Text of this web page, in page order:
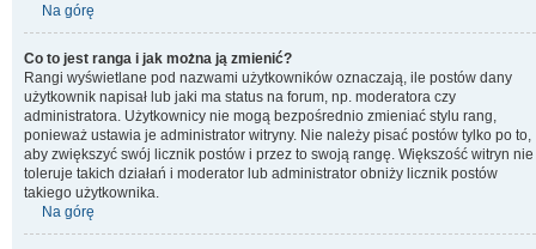
Na górę
Co to jest ranga i jak można ją zmienić?
Rangi wyświetlane pod nazwami użytkowników oznaczają, ile postów dany
użytkownik napisał lub jaki ma status na forum, np. moderatora czy
administratora. Użytkownicy nie mogą bezpośrednio zmieniać stylu rang,
ponieważ ustawia je administrator witryny. Nie należy pisać postów tylko po to,
aby zwiększyć swój licznik postów i przez to swoją rangę. Większość witryn nie
toleruje takich działań i moderator lub administrator obniży licznik postów
takiego użytkownika.
Na górę